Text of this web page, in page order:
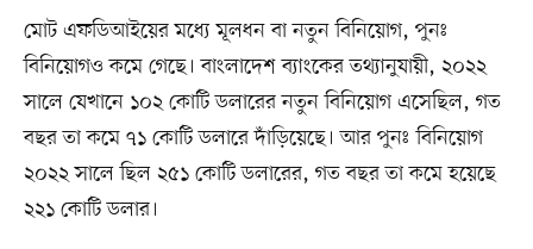
মোট এফডিআইয়ের মধ্যে মূলধন বা নতুন বিনিয়োগ, পুনঃ
বিনিয়োগও কমে গেছে। বাংলাদেশ ব্যাংকের তথ্যানুযায়ী, ২০২২
সালে যেখানে ১০২ কোটি ডলারের নতুন বিনিয়োগ এসেছিল, গত
বছর তা কমে ৭১ কোটি ডলারে দাঁড়িয়েছে। আর পুনঃ বিনিয়োগ
২০২২ সালে ছিল ২৫১ কোটি ডলারের, গত বছর তা কমে হয়েছে
২২১ কোটি ডলার।